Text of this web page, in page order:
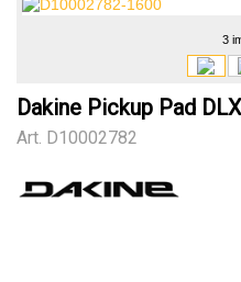
3
Dakine Pickup Pad
Art. D10002782